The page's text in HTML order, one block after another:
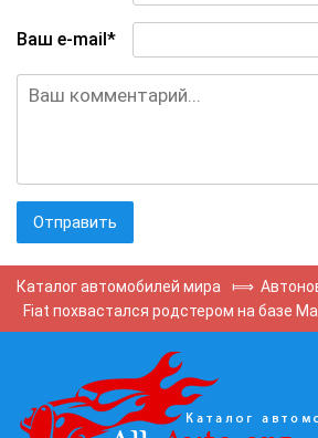
Ваш e-mail*
Каталог автомобилей мира ⟾
Fiat похвастался родстером на базе